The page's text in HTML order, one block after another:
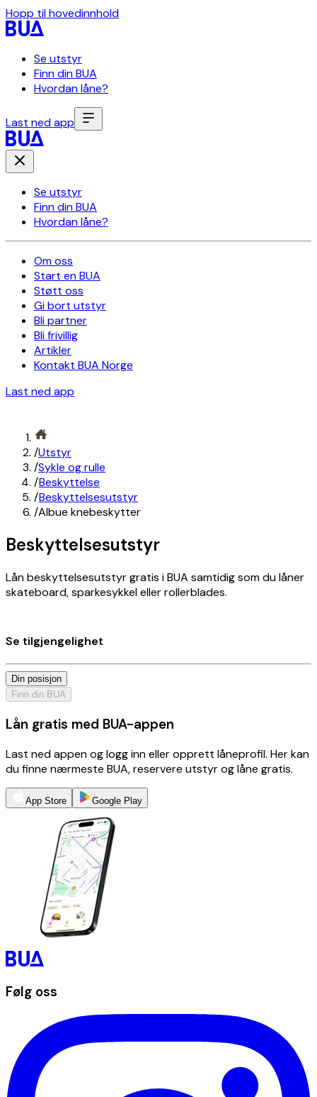
Hopp til hovedinnhold
Se utstyr
Finn din BUA
Hvordan låne?
Last ned app
Se utstyr
Finn din BUA
Hvordan låne?
Om oss
Start en BUA
Støtt oss
Gi bort utstyr
Bli partner
Bli frivillig
Artikler
Kontakt BUA Norge
Last ned app
/Utstyr
/Sykle og rulle
/Beskyttelse
/Beskyttelsesutstyr
/Albue knebeskytter
Beskyttelsesutstyr
Lån beskyttelsesutstyr gratis i BUA samtidig som du låner
skateboard, sparkesykkel eller rollerblades.
Se tilgjengelighet
Din posisjon
Finn din BUA
Lån gratis med BUA-appen
Last ned appen og logg inn eller opprett låneprofil. Her kan
du finne nærmeste BUA, reservere utstyr og låne gratis.
App Store Google Play
Følg oss